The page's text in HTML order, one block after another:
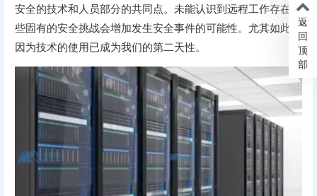
安全的技术和人员部分的共同点。未能认识到远程工作存在一
些固有的安全挑战会增加发生安全事件的可能性。尤其如此，
因为技术的使用已成为我们的第二天性。
返
回
顶
部